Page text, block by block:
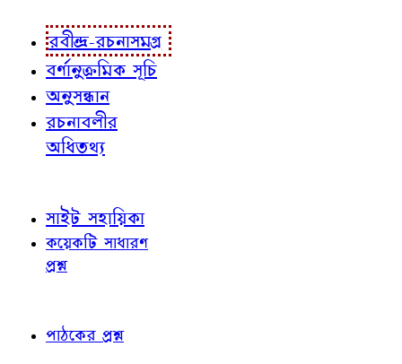
রবীন্দ্র-রচনাসমগ্র
বর্ণানুক্রমিক সূচি
অনুসন্ধান
রচনাবলীর
অধিতথ্য
সাইট সহায়িকা
কয়েকটি সাধারণ
প্রশ্ন
পাঠকের প্রশ্ন